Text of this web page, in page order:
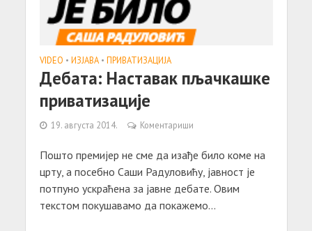
VIDEO • ИЗЈАВА • ПРИВАТИЗАЦИЈА
Дебата: Наставак пљачкашке
приватизације
19. августа 2014. Коментариши
Пошто премијер не сме да изађе било коме на
црту, а посебно Саши Радуловићу, јавност је
потпуно ускраћена за јавне дебате. Овим
текстом покушавамо да покажемо...